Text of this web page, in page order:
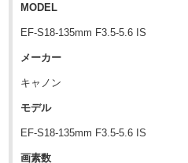
MODEL
EF-S18-135mm F3.5-5.6 IS
メーカー
キャノン
モデル
EF-S18-135mm F3.5-5.6 IS
画素数